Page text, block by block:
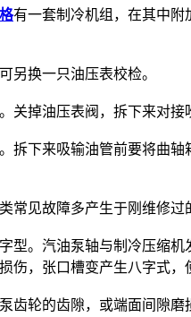
有一套制冷机组，在其中附
换一只油压表校检。
掉油压表阀，拆下来对接
下来吸输油管前要将曲轴
见故障多产生于刚维修过
。汽油泵轴与制冷压缩机
伤，张口槽变产生八字式
轮的齿隙，或端面间隙磨